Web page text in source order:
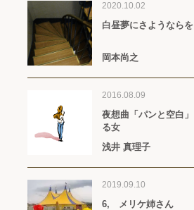
2020.10.02
白昼夢にさようならを
岡本尚之
2016.08.09
夜想曲「パンと空白
る女
浅井 真理子
2019.09.10
6, メリケ姉さん